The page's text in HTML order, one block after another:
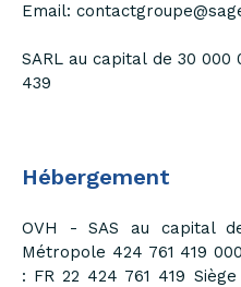
Email:
SARL au capital de 30 000
439
Hébergement
OVH - SAS au capital
Métropole 424 761 419
: FR 22 424 761 419